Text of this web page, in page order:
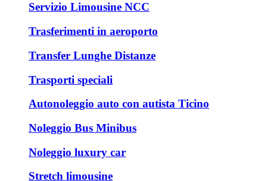
Servizio Limousine NCC
Trasferimenti in aeroporto
Transfer Lunghe Distanze
Trasporti speciali
Autonoleggio auto con autista Ticino
Noleggio Bus Minibus
Noleggio luxury car
Stretch limousine